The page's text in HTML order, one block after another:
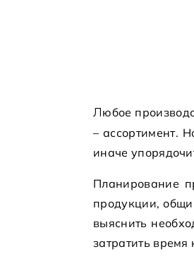
Любое производство имеет свои ориентиры. Для кого-то приоритетно количество, для кого-то
– ассортимент.
иначе
Планирование
продукции,
выяснить
затратить время